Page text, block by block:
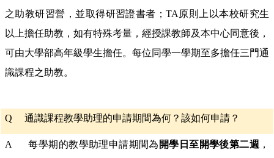
之助教研習營，並取得研習證書者；TA原則上以本校研究生
以上擔任助教，如有特殊考量，經授課教師及本中心同意後，
可由大學部高年級學生擔任。每位同學一學期至多擔任三門通
識課程之助教。
Q 通識課程教學助理的申請期間為何？該如何申請？
A 每學期的教學助理申請期間為 開學日至開學後第二週 ，